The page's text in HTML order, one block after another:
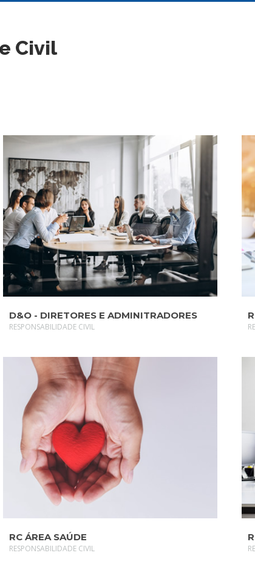
Civil
SAIBA MAIS
D&O - DIRETORES E ADMINITRADORES
RESPONSABILIDADE CIVIL
SAIBA MAIS
RC ÁREA SAÚDE
RESPONSABILIDADE CIVIL